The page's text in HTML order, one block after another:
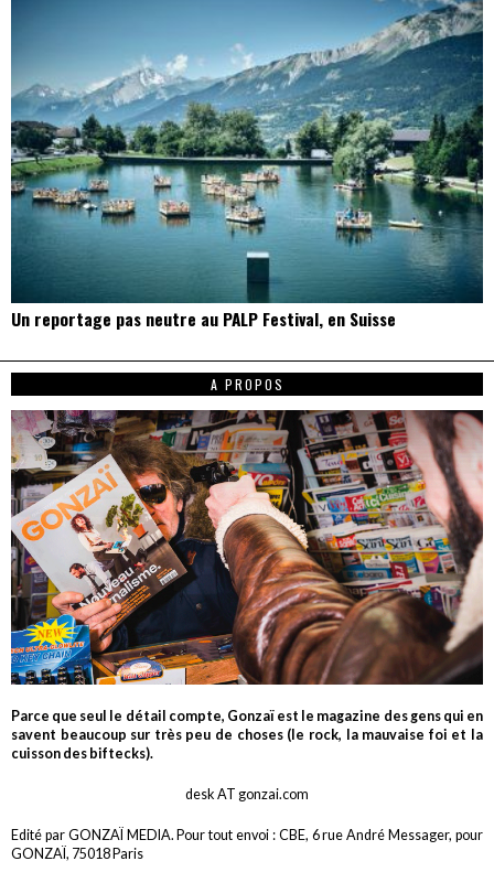
Un reportage pas neutre au PALP Festival, en Suisse
A PROPOS
Parce que seul le détail compte, Gonzaï est le magazine des gens qui en
savent beaucoup sur très peu de choses (le rock, la mauvaise foi et la
cuisson des biftecks).
desk AT gonzai.com
Edité par GONZAÏ MEDIA. Pour tout envoi : CBE, 6 rue André Messager, pour
GONZAÏ, 75018 Paris